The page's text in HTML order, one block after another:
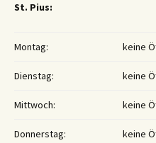
St. Pius:
Montag: keine
Dienstag: keine
Mittwoch: keine
Donnerstag: keine